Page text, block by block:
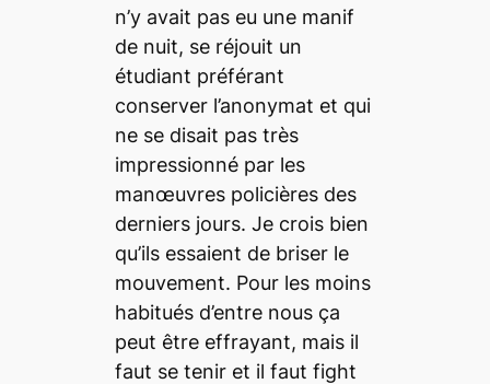
n’y avait pas eu une manif
de nuit, se réjouit un
étudiant préférant
conserver l’anonymat et qui
ne se disait pas très
impressionné par les
manœuvres policières des
derniers jours. Je crois bien
qu’ils essaient de briser le
mouvement. Pour les moins
habitués d’entre nous ça
peut être effrayant, mais il
faut se tenir et il faut fight